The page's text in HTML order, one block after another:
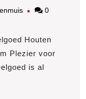
Speelgoed:
aan
Creatief
Plezier!
maanenmuis
0
Houten
Plezier voor
is al